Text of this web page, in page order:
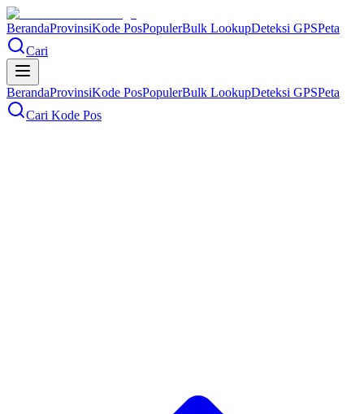
BerandaProvinsiKode PosPopulerBulk LookupDeteksi GPSPeta
Cari
BerandaProvinsiKode PosPopulerBulk LookupDeteksi GPSPeta
Cari Kode Pos